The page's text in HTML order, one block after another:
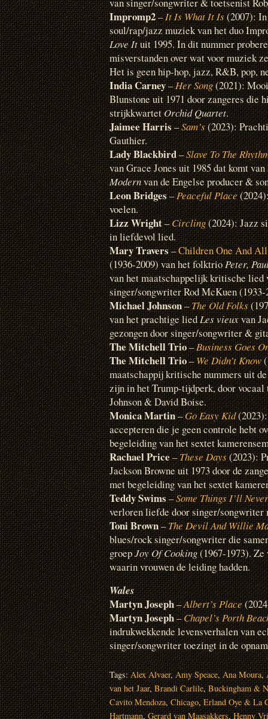
Impromp2–It Is What It Is(2007):
soul/rap/jazz muziek van het duo
Love Ituit 1995. In dit nummer
misverstanden over wat voor muziek
Het is geen hip-hop, jazz, R&B, pop,
India Carney–Her Song(2021):
Blunstone uit 1971 door zangeres die
strijkkwartetOrchid Quartet.
Jaimee Harris–Sam’s(2023):
Gauthier.
Lady Blackbird–Slave To The
van Grace Jones uit 1985 dat komt
Modernvan de Engelse producer &
Leon Bridges–Peaceful Place
voelen.
Lizz Wright–Circling(2024): Jazz
in liefdevol lied.
Mary Travers–Children One And All
(1936-2009) van het folktrioPeter,
van het maatschappelijk kritische lied
singer/songwriter Rod McKuen
Michael Johnson–The Old Folks
van het prachtige liedLes vieuxvan
gezongen door singer/songwriter &
The Mitchell Trio–Business Goes
The Mitchell Trio–We Didn’t Know
maatschappij kritische nummers uit
zijn in het Trump-tijdperk, door
Johnson & David Boise.
Monica Martin–Go Easy Kid
accepteren die je geen controle hebt
begeleiding van het sextet
Rachael Price–These Days(2023):
Jackson Browne uit 1973 door de
met begeleiding van het sextet
Teddy Swims–Some Things I’ll
verloren liefde door singer/songwriter
Toni Brown–The Devil And Willie
blues/rock singer/songwriter die
groepJoy Of Cooking(1967-1973). Ze
waarin vrouwen de leiding hadden.
Wales
Martyn Joseph–Albert’s Place
Martyn Joseph–Chapel’s Porth
indrukwekkende levensverhalen van
singer/songwriter toezingt in de
Tags:Alex Alvaer,Amy Speace, Ana Moura,
van het Jaar,Brandi Carlile,Buckingham &
Cavito Mendoza,Chicago,Erland Oye & La
Hartmann,Gerard van Maasakkers,Henny